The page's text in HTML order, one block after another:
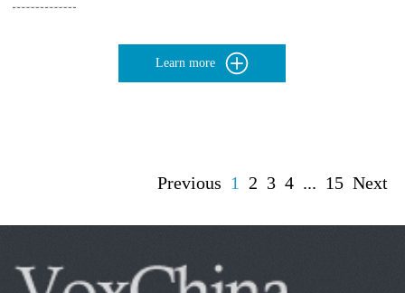
Learn more
Previous 1 2 3 4 ... 15 Next